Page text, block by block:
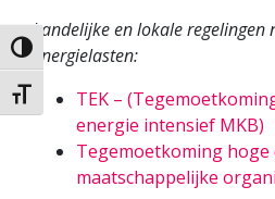
Keuze voor hoog contrast
Kies grootte van het lettertype
Landelijke en lokale regelingen
energielasten:
TEK –
energie intensief MKB)
Tegemoetkoming
maatschappelijke